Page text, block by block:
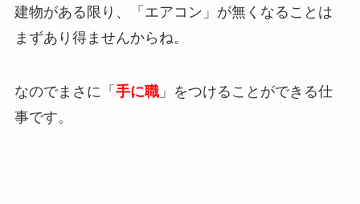
建物がある限り、「エアコン」が無くなることは
まずあり得ませんからね。
なのでまさに「 手に職」をつけることができる仕
事です。